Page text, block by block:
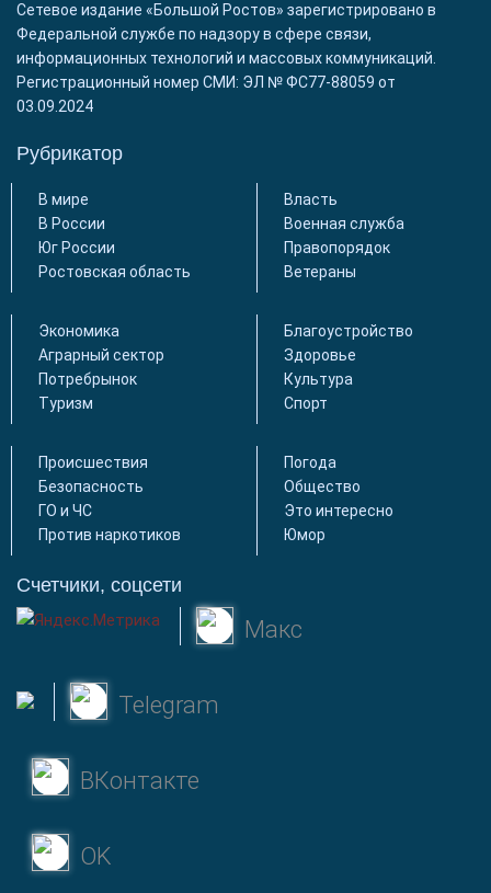
Сетевое издание «Большой Ростов» зарегистрировано в
Федеральной службе по надзору в сфере связи,
информационных технологий и массовых коммуникаций.
Регистрационный номер СМИ: ЭЛ № ФС77-88059 от
03.09.2024
Рубрикатор
В мире
В России
Юг России
Ростовская область
Власть
Военная служба
Правопорядок
Ветераны
Экономика
Аграрный сектор
Потребрынок
Туризм
Благоустройство
Здоровье
Культура
Спорт
Происшествия
Безопасность
ГО и ЧС
Против наркотиков
Погода
Общество
Это интересно
Юмор
Счетчики, соцсети
Макс
Telegram
ВКонтакте
OK